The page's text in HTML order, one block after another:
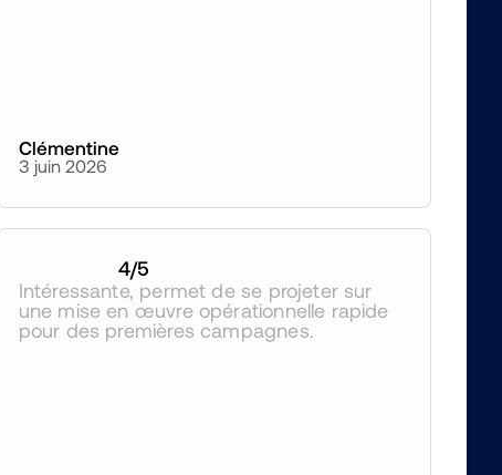
Clémentine
3 juin 2026
4/5
Intéressante, permet de se projeter sur
une mise en œuvre opérationnelle rapide
pour des premières campagnes.